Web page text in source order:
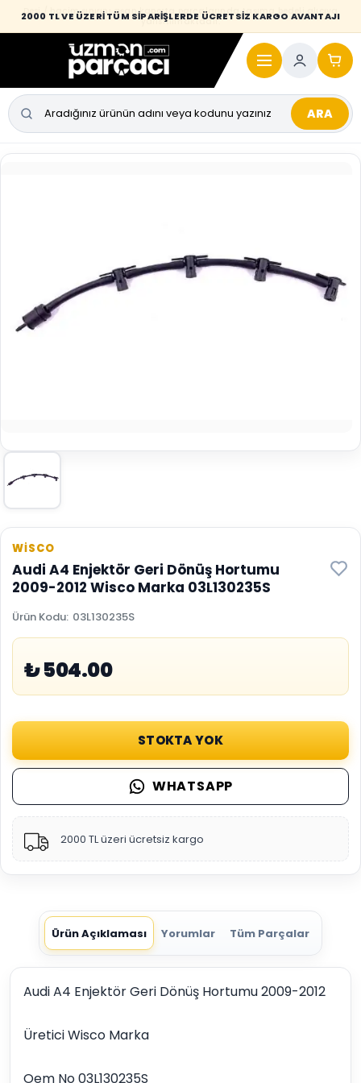
2000 TL VE ÜZERİ TÜM SİPARİŞLERDE ÜCRETSİZ KARGO AVANTAJI
Desi / hacim sınırını aşan kaporta parçalarında taşıma bedeli alıcıya
yansıtılmaktadır.
ARA
WİSCO
Audi A4 Enjektör Geri Dönüş Hortumu
2009-2012 Wisco Marka 03L130235S
Ürün Kodu: 03L130235S
₺ 504.00
STOKTA YOK
WHATSAPP
2000 TL üzeri ücretsiz kargo
Ürün Açıklaması Yorumlar Tüm Parçalar
Audi A4 Enjektör Geri Dönüş Hortumu 2009-2012
Üretici Wisco Marka
Oem No 03L130235S